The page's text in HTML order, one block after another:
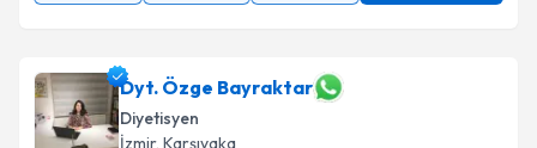
Dyt. Özge Bayraktar
Diyetisyen
İzmir, Karşıyaka